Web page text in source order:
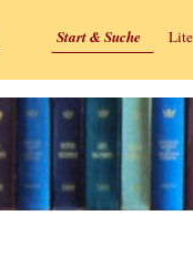
Start & Suche